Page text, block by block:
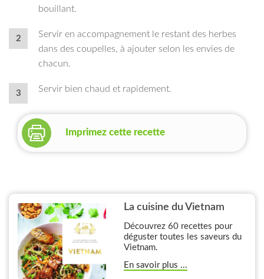
bouillant.
Servir en accompagnement le restant des herbes
dans des coupelles, à ajouter selon les envies de
chacun.
Servir bien chaud et rapidement.
Imprimez cette recette
La cuisine du Vietnam
Découvrez 60 recettes pour
déguster toutes les saveurs du
Vietnam.
En savoir plus ...